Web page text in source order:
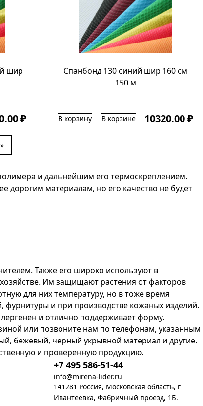
шир
₽
Спанбонд 130 синий шир 160 см
150 м
В корзину В корзине 10320.00 ₽
»
и дальнейшим его термоскреплением.
дорогим материалам, но его качество не будет
Также его широко используют в
Им защищают растения от факторов
для них температуру, но в тоже время
и при производстве кожаных изделий.
и отлично поддерживает форму.
или позвоните нам по телефонам, указанным
бежевый, черный укрывной материал и другие.
и проверенную продукцию.
+7 495 586-51-44
info@mirena-lider.ru
141281 Россия, Московская область, г
Ивантеевка, Фабричный проезд, 1Б.